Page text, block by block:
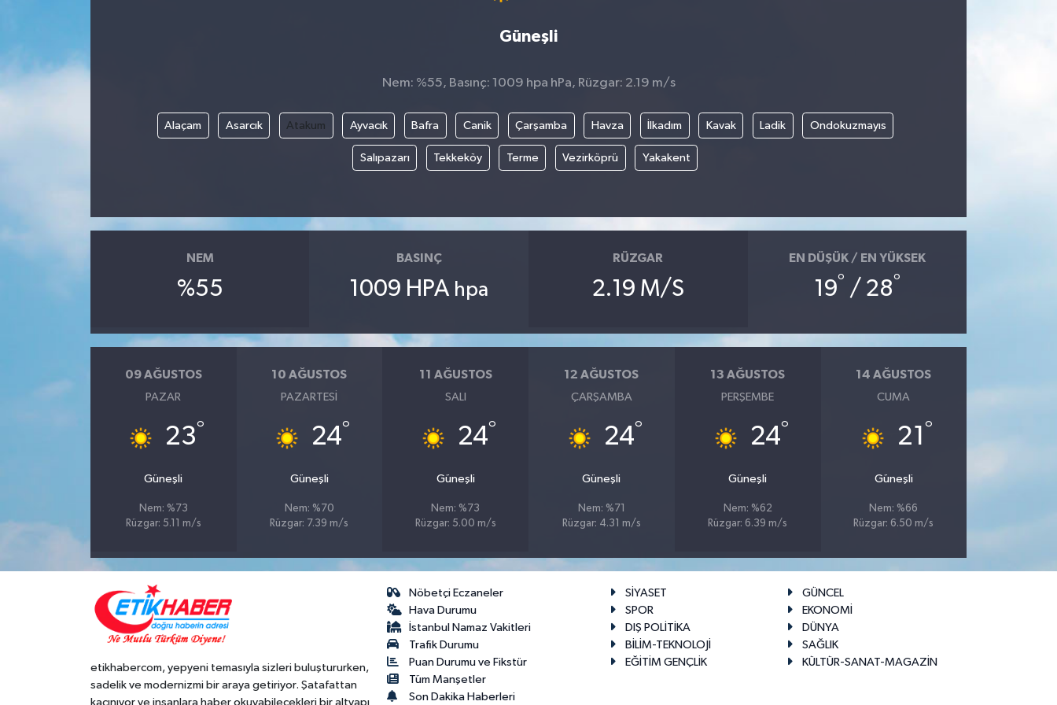
Güneşli
Nem: %55, Basınç: 1009 hpa hPa, Rüzgar: 2.19 m/s
Alaçam Asarcık Atakum Ayvacık Bafra Canik Çarşamba Havza İlkadım Kavak Ladik Ondokuzmayıs
Salıpazarı Tekkeköy Terme Vezirköprü Yakakent
NEM
%55
BASINÇ
1009 HPA hpa
RÜZGAR
2.19 M/S
EN DÜŞÜK / EN YÜKSEK
19° / 28°
09 AĞUSTOS
PAZAR
23°
Güneşli
Nem: %73
Rüzgar: 5.11 m/s
10 AĞUSTOS
PAZARTESI
24°
Güneşli
Nem: %70
Rüzgar: 7.39 m/s
11 AĞUSTOS
SALI
24°
Güneşli
Nem: %73
Rüzgar: 5.00 m/s
12 AĞUSTOS
ÇARŞAMBA
24°
Güneşli
Nem: %71
Rüzgar: 4.31 m/s
13 AĞUSTOS
PERŞEMBE
24°
Güneşli
Nem: %62
Rüzgar: 6.39 m/s
14 AĞUSTOS
CUMA
21 °
Güneşli
Nem: %66
Rüzgar: 6.50 m/s
etikhabercom, yepyeni temasıyla sizleri buluştururken,
sadelik ve modernizmi bir araya getiriyor. Şatafattan
kaçınıyor ve insanlara haber okuyabilecekleri bir altyapı
Nöbetçi Eczaneler
Hava Durumu
İstanbul Namaz Vakitleri
Trafik Durumu
Puan Durumu ve Fikstür
Tüm Manşetler
Son Dakika Haberleri
SİYASET
GÜNCEL
SPOR
EKONOMİ
DIŞ POLİTİKA
DÜNYA
BİLİM-TEKNOLOJİ
SAĞLIK
EĞİTİM GENÇLİK
KÜLTÜR-SANAT-MAGAZİN
RÖPORTAJLAR